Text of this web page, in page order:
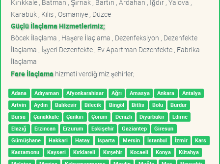
Kırıkkale , Batman , Şırnak , Bartın , Ardahan , Iğdır , Yalova ,
Karabük , Kilis , Osmaniye , Düzce
Güçlü İlaçlama Hizmetlerimiz;
Böcek İlaçlama , Haşere İlaçlama , Dezenfeksiyon , Dezenfekte
İlaçlama , İşyeri Dezenfekte , Ev Apartman Dezenfekte , Fabrika
İlaçlama
Fare İlaçlama hizmeti verdiğimiz şehirler;
Adana Adıyaman Afyonkarahisar Ağrı Amasya Ankara
Antalya
Artvin
Aydın Balıkesir Bilecik Bingöl Bitlis Bolu
Burdur
Bursa
Çanakkale Çankırı Çorum Denizli Diyarbakır
Edirne
Elazığ
Erzincan Erzurum Eskişehir Gaziantep
Giresun
Gümüşhane
Hakkari Hatay Isparta Mersin İstanbul İzmir
Kars
Kastamonu
Kayseri Kırklareli Kırşehir Kocaeli Konya
Kütahya